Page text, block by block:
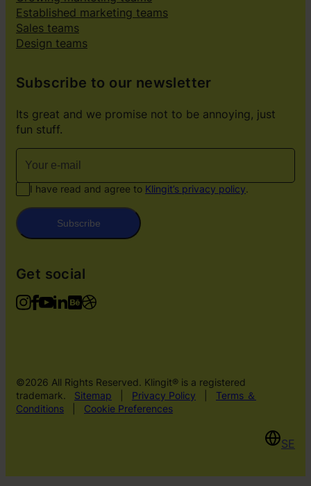
Established marketing teams
Sales teams
Design teams
Subscribe to our newsletter
Its great and we promise not to be annoying, just
fun stuff.
I have read and agree to Klingit’s privacy policy.
Subscribe
Get social
©2026 All Rights Reserved. Klingit® is a registered
trademark.
Sitemap Privacy Policy
Terms ＆
Conditions
Cookie Preferences
SE